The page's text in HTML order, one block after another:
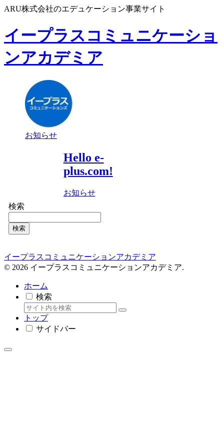
ARU株式会社のエデュケーション事業サイト
イープラスコミュニケーショ
ンアカデミア
お知らせ
Hello e-
plus.com!
お知らせ
検索
検索
イープラスコミュニケーションアカデミア
© 2026 イープラスコミュニケーションアカデミア.
ホーム
検索
トップ
サイドバー